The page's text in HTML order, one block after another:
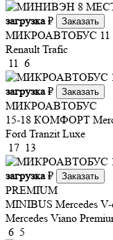
загрузка₽ Заказать
МИКРОАВТОБУС
Renault Trafic
11 6
загрузка₽ Заказать
МИКРОАВТОБУС
15-18 КОМФОРТ
Ford Tranzit Luxe
17 13
загрузка₽ Заказать
PREMIUM
MINIBUS Mercedes V-
Mercedes Viano
6 5